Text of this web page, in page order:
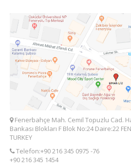
Fenerbahçe Mah. Cemil Topuzlu Cad.
Bankası Blokları F Blok No:24 Daire:22
TURKEY
Telefon:+90 216 345 0975 -76
+90 216 345 1454